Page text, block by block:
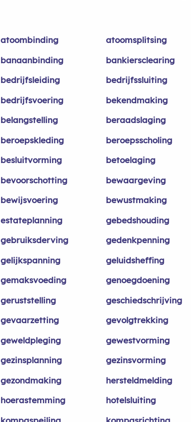
atoombinding
atoomsplitsing
banaanbinding
bankiersclearing
bedrijfsleiding
bedrijfssluiting
bedrijfsvoering
bekendmaking
belangstelling
beraadslaging
beroepskleding
beroepsscholing
besluitvorming
betoelaging
bevoorschotting
bewaargeving
bewijsvoering
bewustmaking
estateplanning
gebedshouding
gebruiksderving
gedenkpenning
gelijkspanning
geluidsheffing
gemaksvoeding
genoegdoening
geruststelling
geschiedschrijving
gevaarzetting
gevolgtrekking
geweldpleging
gewestvorming
gezinsplanning
gezinsvorming
gezondmaking
hersteldmelding
hoerastemming
hotelsluiting